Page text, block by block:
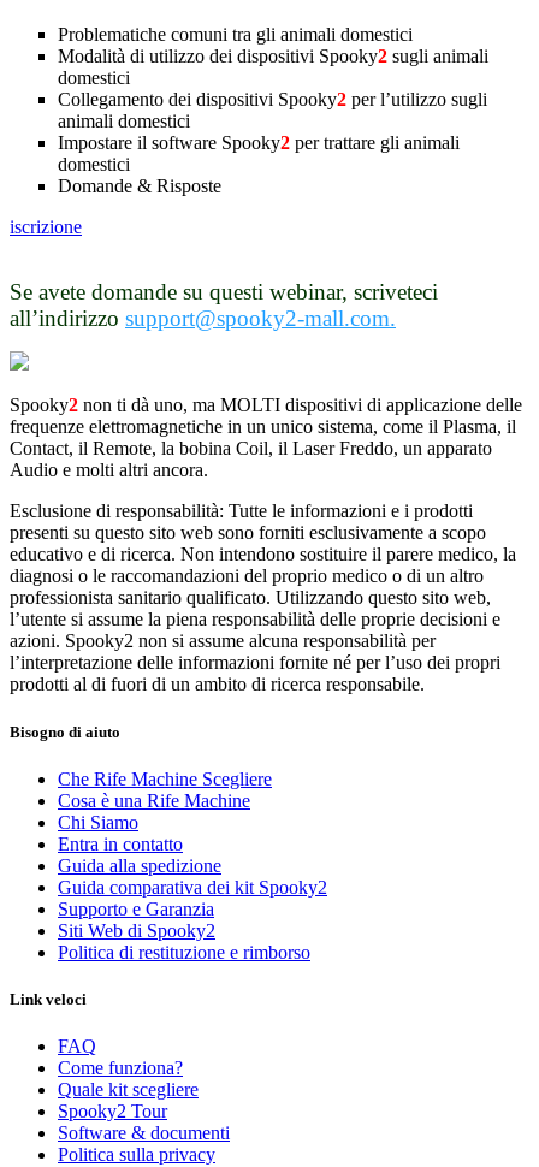
Problematiche comuni tra gli animali domestici
Modalità di utilizzo dei dispositivi Spooky2 sugli animali
domestici
Collegamento dei dispositivi Spooky2 per l’utilizzo sugli
animali domestici
Impostare il software Spooky2 per trattare gli animali
domestici
Domande & Risposte
iscrizione
Se avete domande su questi webinar, scriveteci
all’indirizzo support@spooky2-mall.com.
Spooky2 non ti dà uno, ma MOLTI dispositivi di applicazione delle
frequenze elettromagnetiche in un unico sistema, come il Plasma, il
Contact, il Remote, la bobina Coil, il Laser Freddo, un apparato
Audio e molti altri ancora.
Esclusione di responsabilità: Tutte le informazioni e i prodotti
presenti su questo sito web sono forniti esclusivamente a scopo
educativo e di ricerca. Non intendono sostituire il parere medico, la
diagnosi o le raccomandazioni del proprio medico o di un altro
professionista sanitario qualificato. Utilizzando questo sito web,
l’utente si assume la piena responsabilità delle proprie decisioni e
azioni. Spooky2 non si assume alcuna responsabilità per
l’interpretazione delle informazioni fornite né per l’uso dei propri
prodotti al di fuori di un ambito di ricerca responsabile.
Bisogno di aiuto
Che Rife Machine Scegliere
Cosa è una Rife Machine
Chi Siamo
Entra in contatto
Guida alla spedizione
Guida comparativa dei kit Spooky2
Supporto e Garanzia
Siti Web di Spooky2
Politica di restituzione e rimborso
Link veloci
FAQ
Come funziona?
Quale kit scegliere
Spooky2 Tour
Software & documenti
Politica sulla privacy